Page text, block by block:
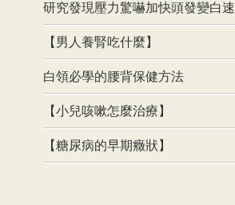
研究發現壓力驚嚇加快頭發變白速
【男人養腎吃什麼】
白領必學的腰背保健方法
【小兒咳嗽怎麼治療】
【糖尿病的早期癥狀】